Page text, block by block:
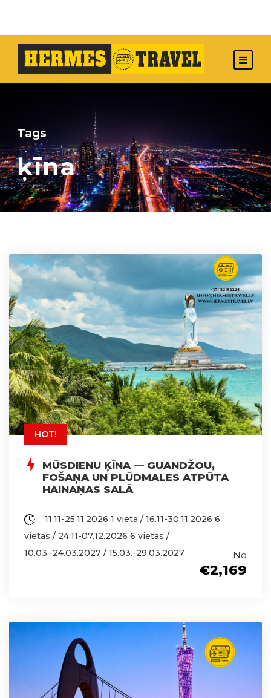
Tags
ķīna
HOT!
MŪSDIENU ĶĪNA — GUANDŽOU,
FOŠAŅA UN PLŪDMALES ATPŪTA
HAINAŅAS SALĀ
No
€2,169
11.11-25.11.2026 1 vieta / 16.11-30.11.2026 6
vietas / 24.11-07.12.2026 6 vietas /
10.03.-24.03.2027 / 15.03.-29.03.2027